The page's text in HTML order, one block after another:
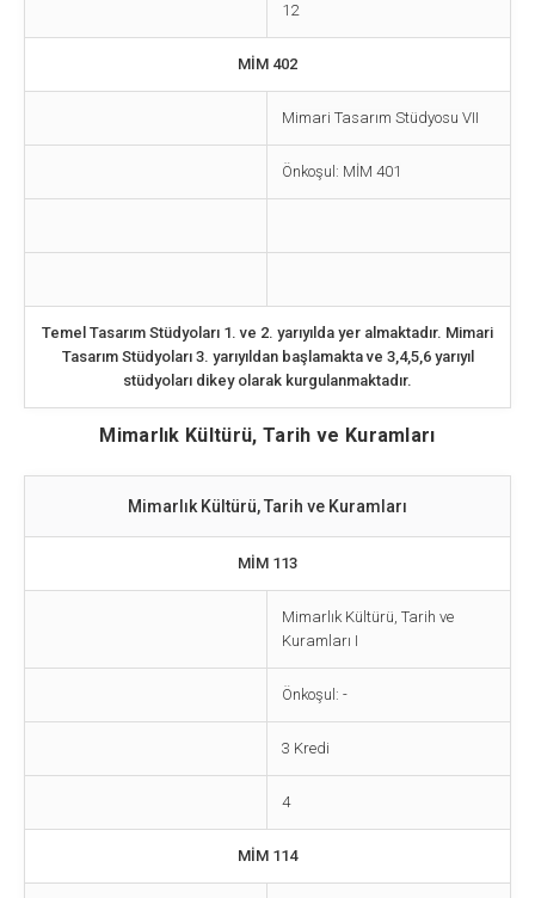
12
MİM 402
Mimari Tasarım Stüdyosu VII
Önkoşul: MİM 401
Temel Tasarım Stüdyoları 1. ve 2. yarıyılda yer almaktadır. Mimari
Tasarım Stüdyoları 3. yarıyıldan başlamakta ve 3,4,5,6 yarıyıl
stüdyoları dikey olarak kurgulanmaktadır.
Mimarlık Kültürü, Tarih ve Kuramları
Mimarlık Kültürü, Tarih ve Kuramları
MİM 113
Mimarlık Kültürü, Tarih ve
Kuramları I
Önkoşul: -
3 Kredi
4
MİM 114